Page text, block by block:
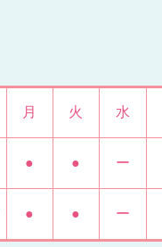
月 火 水
● ● ー
● ● ー